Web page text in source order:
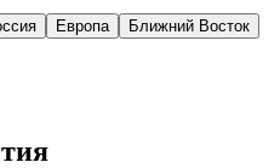
Европа
Ближний Восток